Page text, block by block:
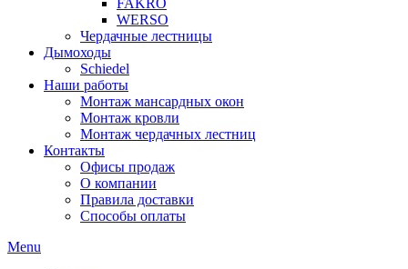
FAKRO
WERSO
Чердачные лестницы
Дымоходы
Schiedel
Наши работы
Монтаж мансардных окон
Монтаж кровли
Монтаж чердачных лестниц
Контакты
Офисы продаж
О компании
Правила доставки
Способы оплаты
Menu